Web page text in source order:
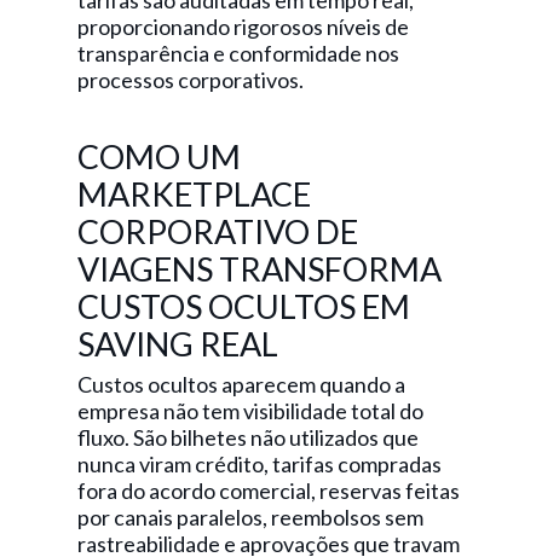
proporcionando rigorosos níveis de
transparência e conformidade nos
processos corporativos.
COMO UM
MARKETPLACE
CORPORATIVO DE
VIAGENS TRANSFORMA
CUSTOS OCULTOS EM
SAVING REAL
Custos ocultos aparecem quando a
empresa não tem visibilidade total do
fluxo. São bilhetes não utilizados que
nunca viram crédito, tarifas compradas
fora do acordo comercial, reservas feitas
por canais paralelos, reembolsos sem
rastreabilidade e aprovações que travam